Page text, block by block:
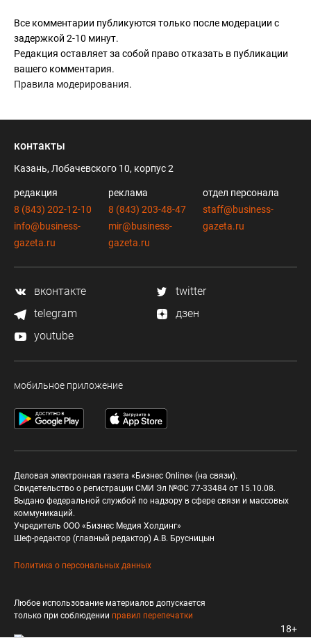
Все комментарии публикуются только после модерации с
задержкой 2-10 минут.
Редакция оставляет за собой право отказать в публикации
вашего комментария.
Правила модерирования.
контакты
Казань, Лобачевского 10, корпус 2
редакция
8 (843) 202-12-10
info@business-
gazeta.ru
реклама
8 (843) 203-48-47
mir@business-
gazeta.ru
отдел персонала
staff@business-
gazeta.ru
вконтакте
twitter
telegram
дзен
youtube
мобильное приложение
Деловая электронная газета «Бизнес Online» (на связи).
Свидетельство о регистрации СМИ Эл №ФС 77-33484 от 15.10.08.
Выдано федеральной службой по надзору в сфере связи и массовых
коммуникаций.
Учредитель ООО «Бизнес Медия Холдинг»
Шеф-редактор (главный редактор) А.В. Брусницын
Политика о персональных данных
Любое использование материалов допускается
только при соблюдении правил перепечатки
18+